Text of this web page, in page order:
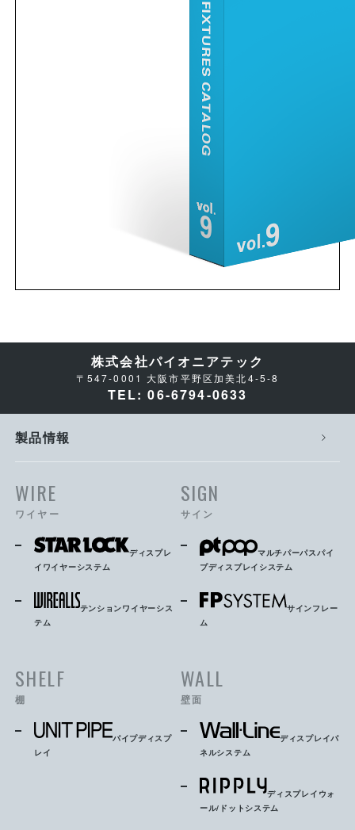
株式会社パイオニアテック
〒547-0001 大阪市平野区加美北4-5-8
TEL: 06-6794-0633
製品情報
WIRE
ワイヤー
ディスプレ
イワイヤーシステム
テンションワイヤーシス
テム
SIGN
サイン
マルチパーパスパイ
プディスプレイシステム
サインフレー
ム
SHELF
棚
パイプディスプ
レイ
WALL
壁面
ディスプレイパ
ネルシステム
ディスプレイウォ
ール/ドットシステム